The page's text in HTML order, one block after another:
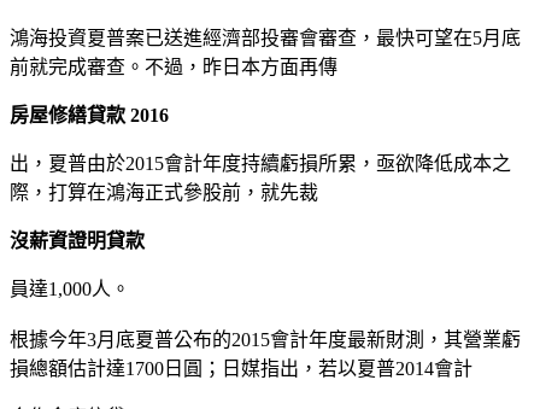
鴻海投資夏普案已送進經濟部投審會審查，最快可望在5月底
前就完成審查。不過，昨日本方面再傳
房屋修繕貸款 2016
出，夏普由於2015會計年度持續虧損所累，亟欲降低成本之
際，打算在鴻海正式參股前，就先裁
沒薪資證明貸款
員達1,000人。
根據今年3月底夏普公布的2015會計年度最新財測，其營業虧
損總額估計達1700日圓；日媒指出，若以夏普2014會計